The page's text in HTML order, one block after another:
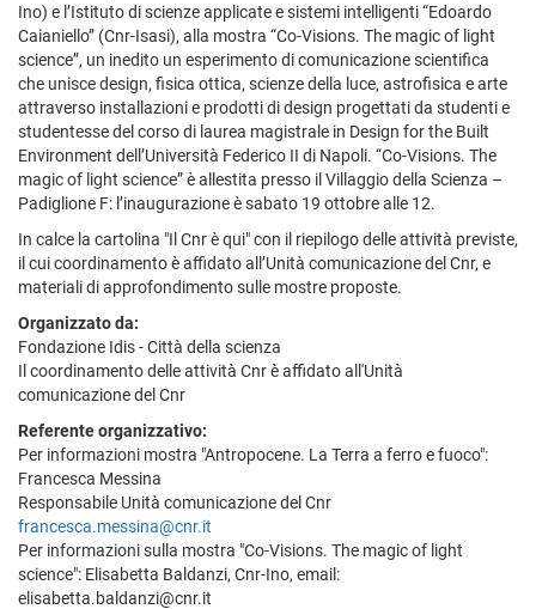
Ino) e l’Istituto di scienze applicate e sistemi intelligenti “Edoardo
Caianiello” (Cnr-Isasi), alla mostra “Co-Visions. The magic of light
science”, un inedito un esperimento di comunicazione scientifica
che unisce design, fisica ottica, scienze della luce, astrofisica e arte
attraverso installazioni e prodottidi design progettati da studenti e
studentesse del corso di laurea magistrale in Design for the Built
Environment dell’Università Federico II di Napoli. “Co-Visions. The
magic of light science” è allestita presso il Villaggio della Scienza –
Padiglione F: l’inaugurazione è sabato 19 ottobre alle 12.
In calce la cartolina "Il Cnr è qui" con il riepilogo delle attività previste,
il cui coordinamento è affidato all’Unità comunicazione del Cnr, e
materiali di approfondimento sulle mostre proposte.
Organizzato da:
Fondazione Idis - Città della scienza
Il coordinamento delle attività Cnr è affidato all'Unità
comunicazione del Cnr
Referente organizzativo:
Per informazioni mostra "Antropocene. La Terra a ferro e fuoco":
Francesca Messina
Responsabile Unità comunicazione del Cnr
francesca.messina@cnr.it
Per informazioni sulla mostra "Co-Visions. The magic of light
science": Elisabetta Baldanzi, Cnr-Ino, email:
elisabetta.baldanzi@cnr.it